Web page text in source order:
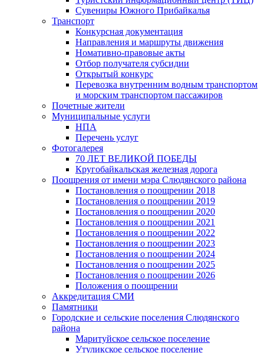
Сувениры Южного Прибайкалья
Транспорт
Конкурсная документация
Направления и маршруты движения
Номативно-правовые акты
Отбор получателя субсидии
Открытый конкурс
Перевозка внутренним водным транспортом
и морским транспортом пассажиров
Почетные жители
Муниципальные услуги
НПА
Перечень услуг
Фотогалерея
70 ЛЕТ ВЕЛИКОЙ ПОБЕДЫ
Кругобайкальская железная дорога
Поощрения от имени мэра Слюдянского района
Постановления о поощрении 2018
Постановления о поощрении 2019
Постановления о поощрении 2020
Постановления о поощрении 2021
Постановления о поощрении 2022
Постановления о поощрении 2023
Постановления о поощрении 2024
Постановления о поощрении 2025
Постановления о поощрении 2026
Положения о поощрении
Аккредитация СМИ
Памятники
Городские и сельские поселения Слюдянского
района
Маритуйское сельское поселение
Утуликское сельское поселение